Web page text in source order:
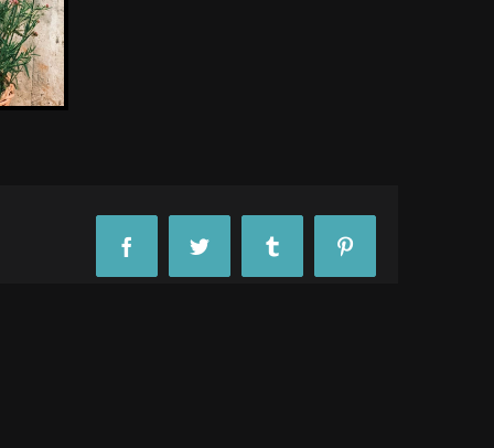
FacebookTwitter Tumblr Pinterest